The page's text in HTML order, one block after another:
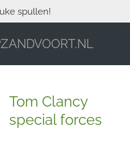
spullen!
Tom Clancy
special forces